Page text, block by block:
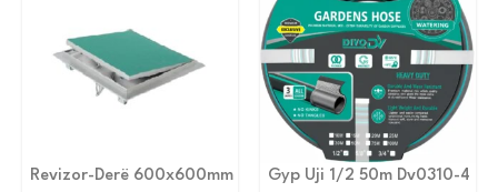
Revizor-Derë 600x600mm Gyp Uji 1/2 50m Dv0310-4